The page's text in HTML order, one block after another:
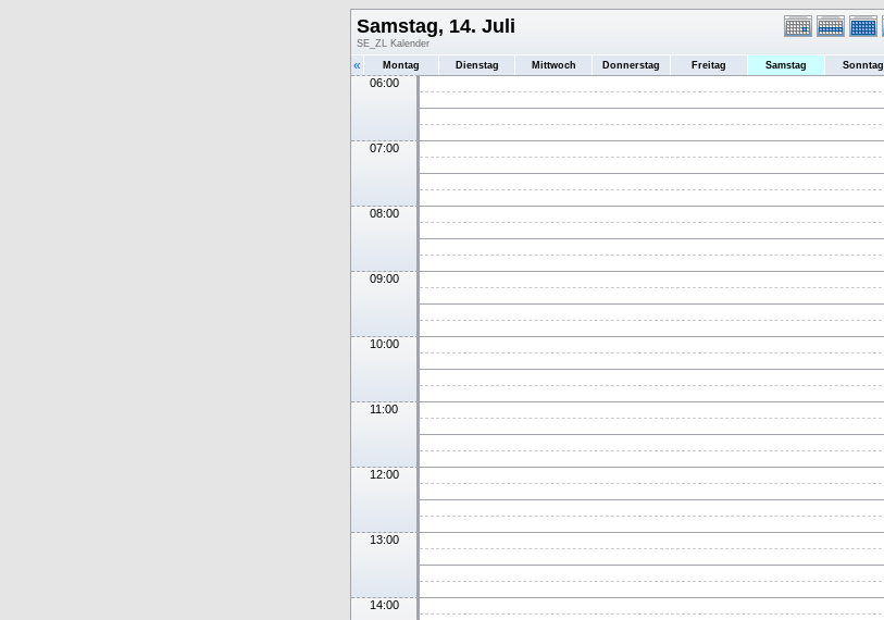
Samstag, 14. Juli
SE_ZL Kalender
« Montag Dienstag Mittwoch Donnerstag Freitag Samstag Sonntag
06:00
07:00
08:00
09:00
10:00
11:00
12:00
13:00
14:00